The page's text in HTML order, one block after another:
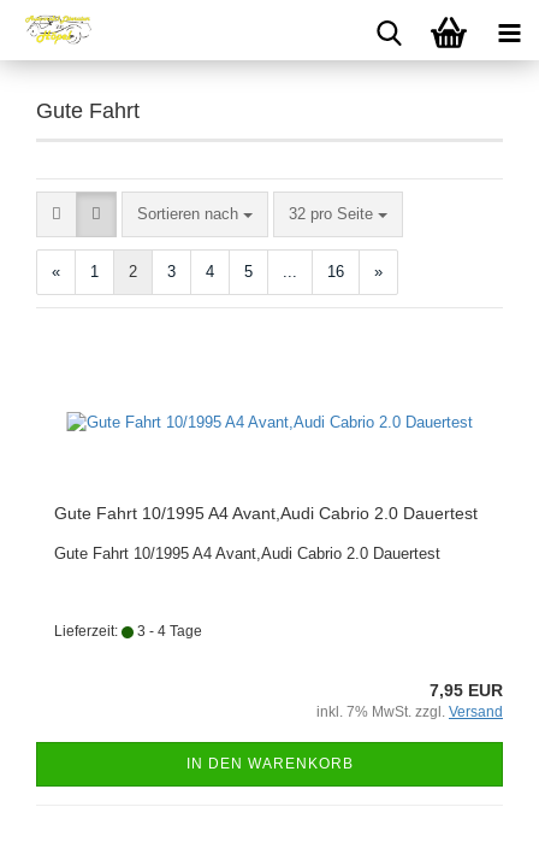
Gute Fahrt
Sortieren nach
Sortieren nach 32 pro Seite
pro Seite
« 1 2 3 4 5 ... 16 »
Gute Fahrt 10/1995 A4 Avant,Audi Cabrio 2.0 Dauertest
Gute Fahrt 10/1995 A4 Avant,Audi Cabrio 2.0 Dauertest
Lieferzeit: 3 - 4 Tage
7,95 EUR
inkl. 7% MwSt. zzgl. Versand
IN DEN WARENKORB